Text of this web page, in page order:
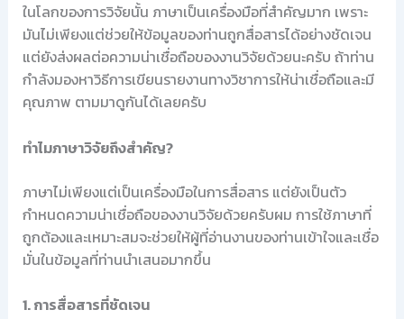
ในโลกของการวิจัยนั้น ภาษาเป็นเครื่องมือที่สำคัญมาก เพราะ
มันไม่เพียงแต่ช่วยให้ข้อมูลของท่านถูกสื่อสารได้อย่างชัดเจน
แต่ยังส่งผลต่อความน่าเชื่อถือของงานวิจัยด้วยนะครับ ถ้าท่าน
กำลังมองหาวิธีการเขียนรายงานทางวิชาการให้น่าเชื่อถือและมี
คุณภาพ ตามมาดูกันได้เลยครับ
ทำไมภาษาวิจัยถึงสำคัญ?
ภาษาไม่เพียงแต่เป็นเครื่องมือในการสื่อสาร แต่ยังเป็นตัว
กำหนดความน่าเชื่อถือของงานวิจัยด้วยครับผม การใช้ภาษาที่
ถูกต้องและเหมาะสมจะช่วยให้ผู้ที่อ่านงานของท่านเข้าใจและเชื่อ
มั่นในข้อมูลที่ท่านนำเสนอมากขึ้น
1. การสื่อสารที่ชัดเจน